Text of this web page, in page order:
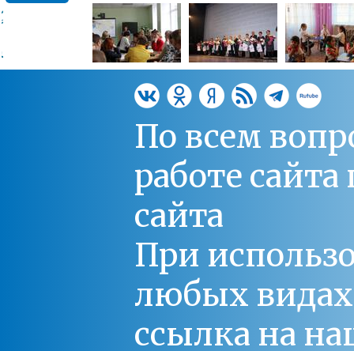
По всем
работе
сайта
При
любых
ссылка на